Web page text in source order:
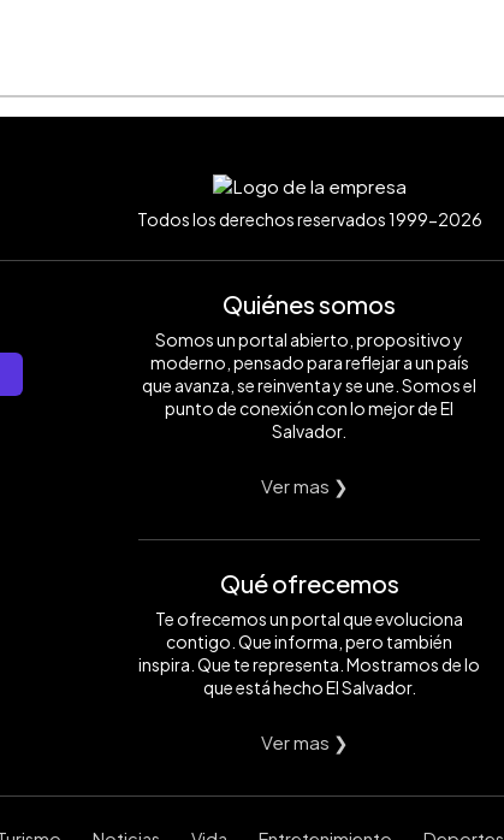
Todos los derechos reservados 1999-2026
Quiénes somos
Somos un portal abierto, propositivo y
moderno, pensado para reflejar a un país
que avanza, se reinventa y se une. Somos el
punto de conexión con lo mejor de El
Salvador.
Ver mas ❯
Qué ofrecemos
Te ofrecemos un portal que evoluciona
contigo. Que informa, pero también
inspira. Que te representa. Mostramos de lo
que está hecho El Salvador.
Ver mas ❯